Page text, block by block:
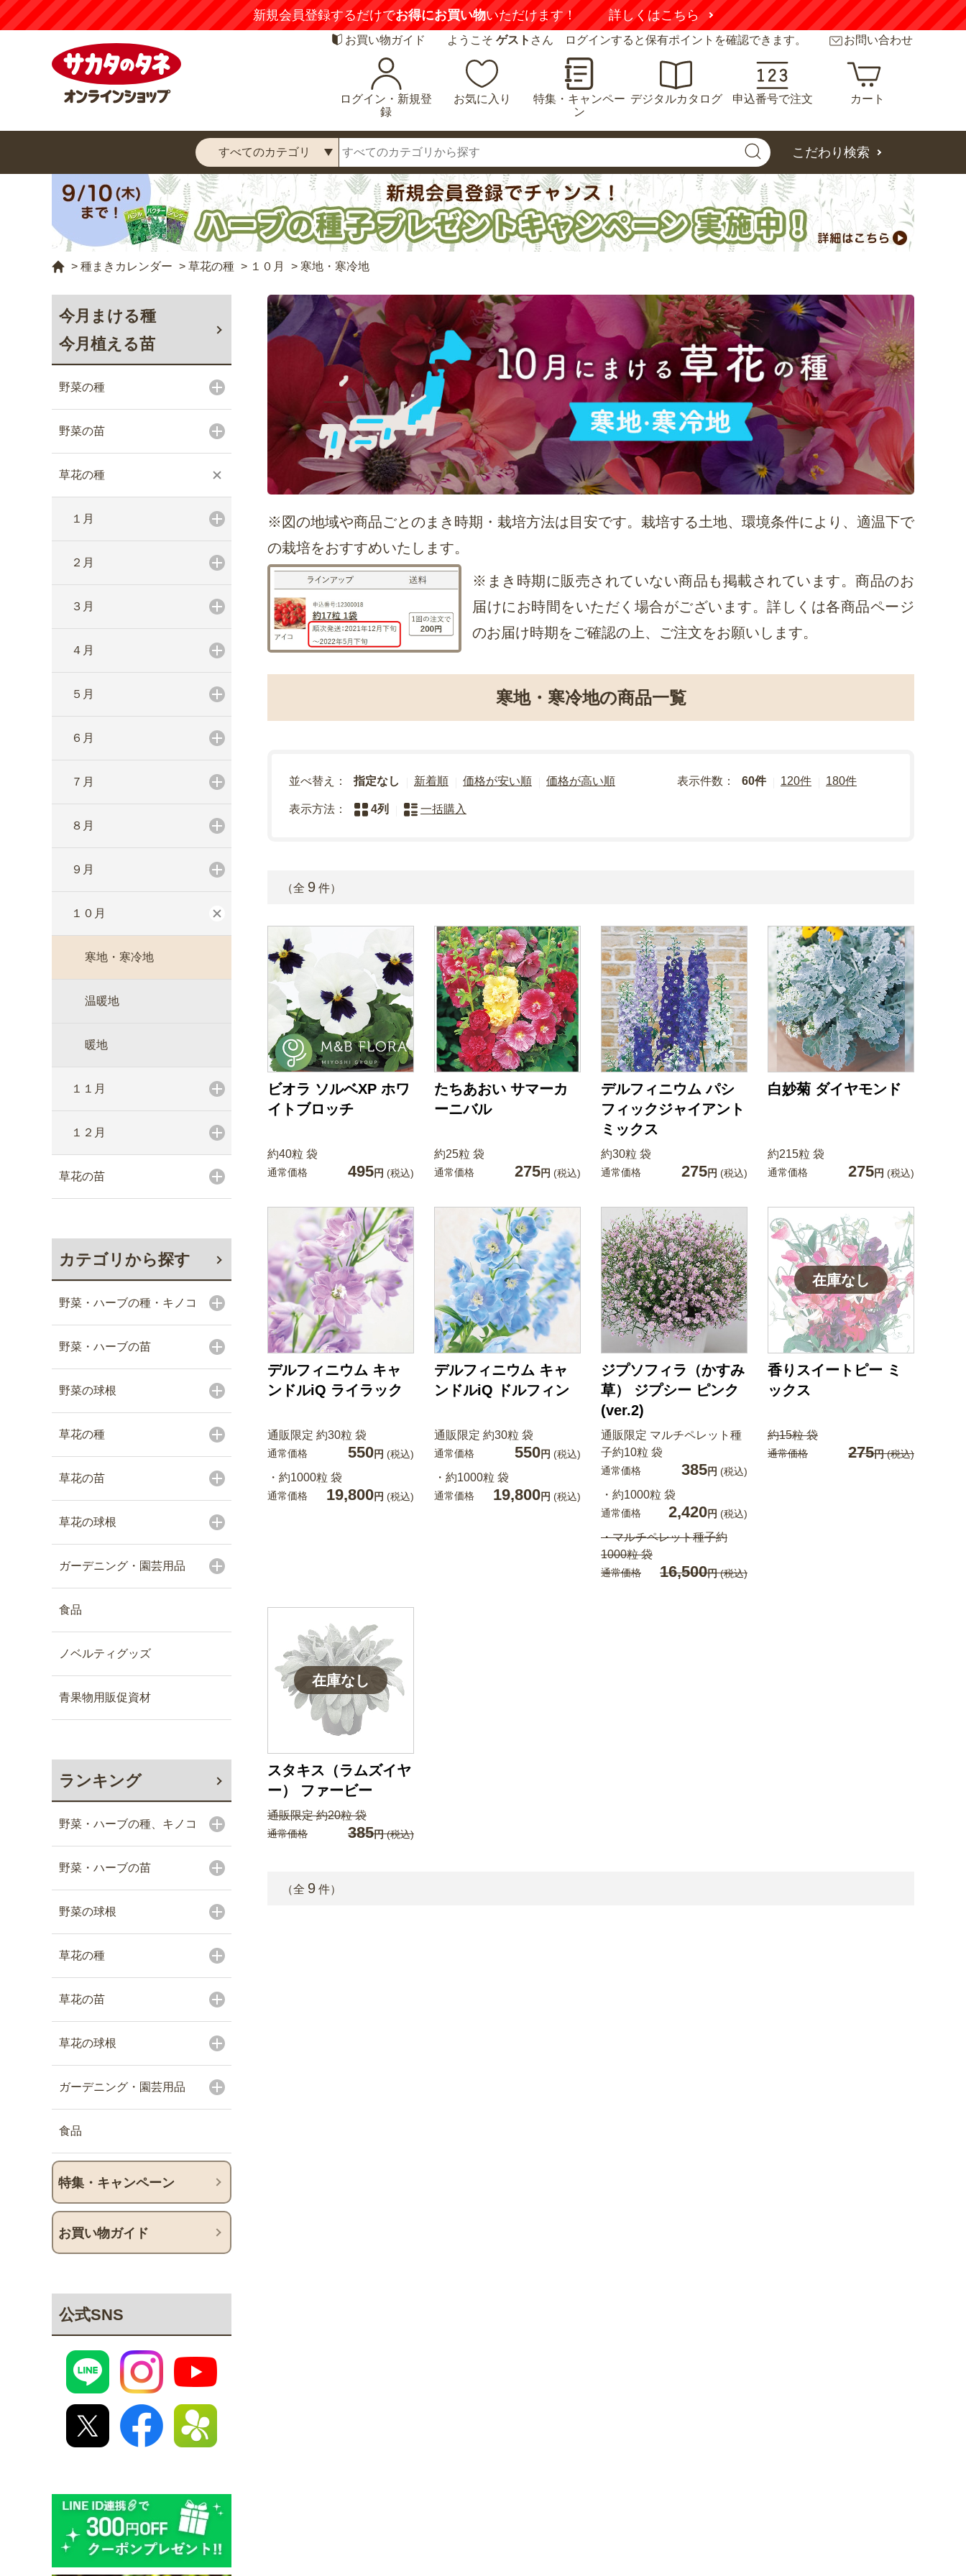
新規会員登録するだけでお得にお買い物いただけます！ 詳しくはこちら
お買い物ガイド ようこそ ゲスト さん ログインすると保有ポイントを確認できます。 お問い合わせ
ログイン・新規登
録
お気に入り
特集・キャンペー
ン
デジタルカタログ 申込番号で注文 カート
こだわり検索
> 種まきカレンダー > 草花の種 > １０月 > 寒地・寒冷地
今月まける種
今月植える苗
野菜の種
野菜の苗
草花の種
１月
２月
３月
４月
５月
６月
７月
８月
９月
１０月
寒地・寒冷地
温暖地
暖地
１１月
１２月
草花の苗
カテゴリから探す
野菜・ハーブの種・キノコ
野菜・ハーブの苗
野菜の球根
草花の種
草花の苗
草花の球根
ガーデニング・園芸用品
食品
ノベルティグッズ
青果物用販促資材
ランキング
野菜・ハーブの種、キノコ
野菜・ハーブの苗
野菜の球根
草花の種
草花の苗
草花の球根
ガーデニング・園芸用品
食品
特集・キャンペーン
お買い物ガイド
公式SNS
※図の地域や商品ごとのまき時期・栽培方法は目安です。栽培する土地、環境条件により、適温下で
の栽培をおすすめいたします。
※まき時期に販売されていない商品も掲載されています。商品のお
届けにお時間をいただく場合がございます。詳しくは各商品ページ
のお届け時期をご確認の上、ご注文をお願いします。
寒地・寒冷地の商品一覧
並べ替え： 指定なし 新着順 価格が安い順 価格が高い順 表示件数： 60件 120件 180件
表示方法： 4列 一括購入
（全 9 件）
ビオラ ソルベXP ホワ
イトブロッチ
約40粒 袋
通常価格 495円 (税込)
たちあおい サマーカ
ーニバル
約25粒 袋
通常価格 275円 (税込)
デルフィニウム パシ
フィックジャイアント
ミックス
約30粒 袋
通常価格 275円 (税込)
白妙菊 ダイヤモンド
約215粒 袋
通常価格 275円 (税込)
デルフィニウム キャ
ンドルiQ ライラック
通販限定 約30粒 袋
通常価格 550円 (税込)
・約1000粒 袋
通常価格 19,800円 (税込)
デルフィニウム キャ
ンドルiQ ドルフィン
通販限定 約30粒 袋
通常価格 550円 (税込)
・約1000粒 袋
通常価格 19,800円 (税込)
ジプソフィラ（かすみ
草） ジプシー ピンク
(ver.2)
通販限定 マルチペレット種
子約10粒 袋
通常価格 385円 (税込)
・約1000粒 袋
通常価格 2,420円 (税込)
・マルチペレット種子約
1000粒 袋
通常価格 16,500円(税込)
香りスイートピー ミ
ックス
約15粒 袋
通常価格 275円(税込)
スタキス（ラムズイヤ
ー） ファービー
通販限定 約20粒 袋
通常価格 385円(税込)
（全 9 件）